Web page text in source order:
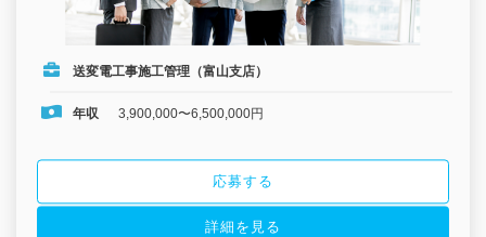
送変電工事施工管理（富山支店）
年収 3,900,000〜6,500,000円
応募する
詳細を見る